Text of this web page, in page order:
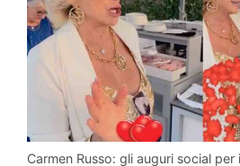
Carmen Russo: gli auguri social